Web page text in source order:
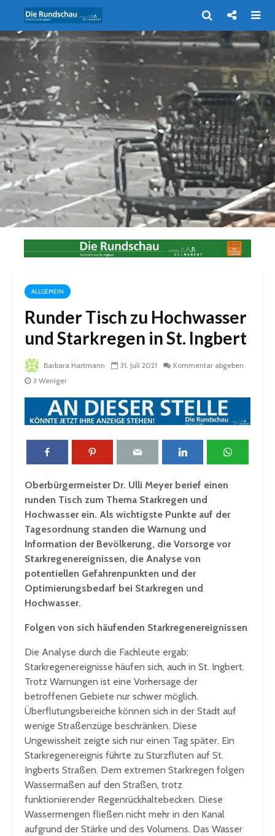
ALLGEMEIN
Runder Tisch zu Hochwasser
und Starkregen in St. Ingbert
Barbara Hartmann 31. Juli 2021
Kommentar abgeben
3 Weniger
Oberbürgermeister Dr. Ulli Meyer berief einen
runden Tisch zum Thema Starkregen und
Hochwasser ein. Als wichtigste Punkte auf der
Tagesordnung standen die Warnung und
Information der Bevölkerung, die Vorsorge vor
Starkregenereignissen, die Analyse von
potentiellen Gefahrenpunkten und der
Optimierungsbedarf bei Starkregen und
Hochwasser.
Folgen von sich häufenden Starkregenereignissen
Die Analyse durch die Fachleute ergab:
Starkregenereignisse häufen sich, auch in St. Ingbert.
Trotz Warnungen ist eine Vorhersage der
betroffenen Gebiete nur schwer möglich.
Überflutungsbereiche können sich in der Stadt auf
wenige Straßenzüge beschränken. Diese
Ungewissheit zeigte sich nur einen Tag später. Ein
Starkregenereignis führte zu Sturzfluten auf St.
Ingberts Straßen. Dem extremen Starkregen folgen
Wassermaßen auf den Straßen, trotz
funktionierender Regenrückhaltebecken. Diese
Wassermengen fließen nicht mehr in den Kanal
aufgrund der Stärke und des Volumens. Das Wasser